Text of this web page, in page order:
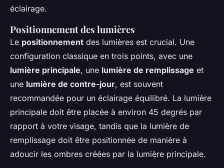
éclairage.
Positionnement des lumières
Le positionnement des lumières est crucial. Une
configuration classique en trois points, avec une
lumière principale, une lumière de remplissage et
une lumière de contre-jour, est souvent
recommandée pour un éclairage équilibré. La lumière
principale doit être placée à environ 45 degrés par
rapport à votre visage, tandis que la lumière de
remplissage doit être positionnée de manière à
adoucir les ombres créées par la lumière principale.